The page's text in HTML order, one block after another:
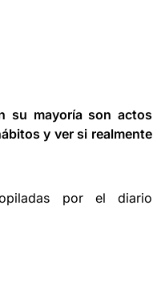
su mayoría son actos
y ver si realmente
por el diario